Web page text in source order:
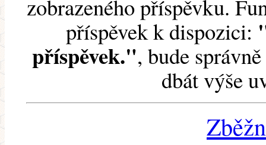
zobrazeného příspěvku.
příspěvek k dispozici:
příspěvek.", bude
dbát výše